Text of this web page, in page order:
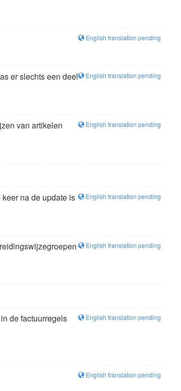
English translation pending
English translation pending
er slechts een deel
English translation pending
van artikelen
English translation pending
na de update is
English translation pending
English translation pending
de factuurregels
English translation pending